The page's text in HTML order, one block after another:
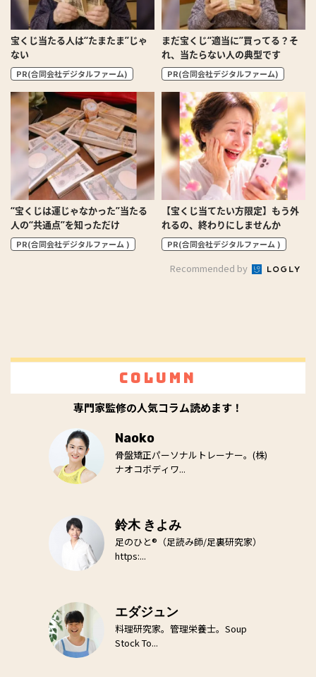
宝くじ当たる人は“たまたま”じゃ
ない
PR(合同会社デジタルファーム)
まだ宝くじ“適当に”買ってる？そ
れ、当たらない人の典型です
PR(合同会社デジタルファーム)
“宝くじは運じゃなかった”当たる
人の“共通点”を知っただけ
PR(合同会社デジタルファーム )
【宝くじ当てたい方限定】もう外
れるの、終わりにしませんか
PR(合同会社デジタルファーム )
Recommended by
Column
専門家監修の人気コラム読めます！
Naoko
骨盤矯正パーソナルトレーナー。(株)
ナオコボディワ...
鈴木 きよみ
足のひと®（足読み師/足裏研究家）
https:...
エダジュン
料理研究家。管理栄養士。Soup
Stock To...